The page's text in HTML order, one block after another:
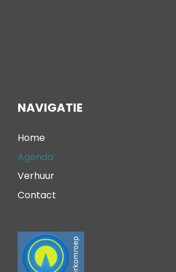
NAVIGATIE
Home
Agenda
Verhuur
Contact